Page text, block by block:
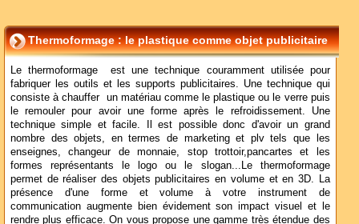
Thermoformage : le plastique comme objet publicitaire
Le thermoformage est une technique couramment utilisée pour
fabriquer les outils et les supports publicitaires. Une technique qui
consiste à chauffer un matériau comme le plastique ou le verre puis
le remouler pour avoir une forme après le refroidissement. Une
technique simple et facile. Il est possible donc d'avoir un grand
nombre des objets, en termes de marketing et plv tels que les
enseignes, changeur de monnaie, stop trottoir,pancartes et les
formes représentants le logo ou le slogan...Le thermoformage
permet de réaliser des objets publicitaires en volume et en 3D. La
présence d'une forme et volume à votre instrument de
communication augmente bien évidement son impact visuel et le
rendre plus efficace. On vous propose une gamme très étendue des